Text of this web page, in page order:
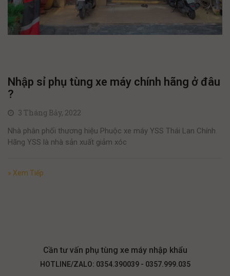
Nhập sỉ phụ tùng xe máy chính hãng ở đâu
?
3 Tháng Bảy, 2022
Nhà phân phối thương hiệu Phuộc xe máy YSS Thái Lan Chính
Hãng YSS là nhà sản xuất giảm xóc
» Xem Tiếp
Cần tư vấn phụ tùng xe máy nhập khẩu
HOTLINE/ZALO: 0354.390039 - 0357.999.035